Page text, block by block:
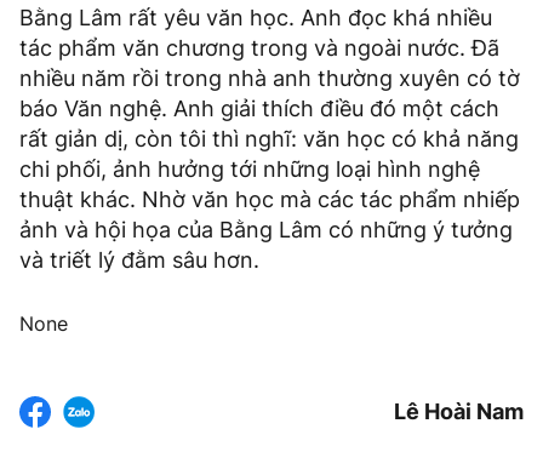
Bằng Lâm rất yêu văn học. Anh đọc khá nhiều
tác phẩm văn chương trong và ngoài nước. Đã
nhiều năm rồi trong nhà anh thường xuyên có tờ
báo Văn nghệ. Anh giải thích điều đó một cách
rất giản dị, còn tôi thì nghĩ: văn học có khả năng
chi phối, ảnh hưởng tới những loại hình nghệ
thuật khác. Nhờ văn học mà các tác phẩm nhiếp
ảnh và hội họa của Bằng Lâm có những ý tưởng
và triết lý đằm sâu hơn.
None
Lê Hoài Nam